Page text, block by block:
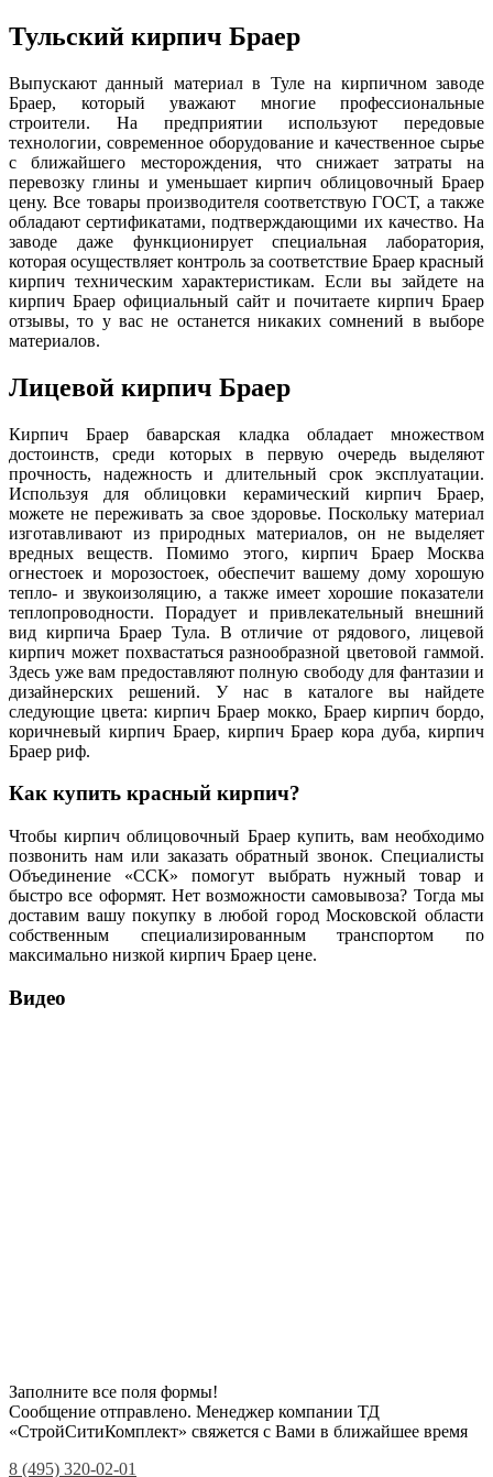
Тульский кирпич Браер
Выпускают данный материал в Туле на кирпичном заводе
Браер, который уважают многие профессиональные
строители. На предприятии используют передовые
технологии, современное оборудование и качественное сырье
с ближайшего месторождения, что снижает затраты на
перевозку глины и уменьшает кирпич облицовочный Браер
цену. Все товары производителя соответствую ГОСТ, а также
обладают сертификатами, подтверждающими их качество. На
заводе даже функционирует специальная лаборатория,
которая осуществляет контроль за соответствие Браер красный
кирпич техническим характеристикам. Если вы зайдете на
кирпич Браер официальный сайт и почитаете кирпич Браер
отзывы, то у вас не останется никаких сомнений в выборе
материалов.
Лицевой кирпич Браер
Кирпич Браер баварская кладка обладает множеством
достоинств, среди которых в первую очередь выделяют
прочность, надежность и длительный срок эксплуатации.
Используя для облицовки керамический кирпич Браер,
можете не переживать за свое здоровье. Поскольку материал
изготавливают из природных материалов, он не выделяет
вредных веществ. Помимо этого, кирпич Браер Москва
огнестоек и морозостоек, обеспечит вашему дому хорошую
тепло- и звукоизоляцию, а также имеет хорошие показатели
теплопроводности. Порадует и привлекательный внешний
вид кирпича Браер Тула. В отличие от рядового, лицевой
кирпич может похвастаться разнообразной цветовой гаммой.
Здесь уже вам предоставляют полную свободу для фантазии и
дизайнерских решений. У нас в каталоге вы найдете
следующие цвета: кирпич Браер мокко, Браер кирпич бордо,
коричневый кирпич Браер, кирпич Браер кора дуба, кирпич
Браер риф.
Как купить красный кирпич?
Чтобы кирпич облицовочный Браер купить, вам необходимо
позвонить нам или заказать обратный звонок. Специалисты
Объединение «ССК» помогут выбрать нужный товар и
быстро все оформят. Нет возможности самовывоза? Тогда мы
доставим вашу покупку в любой город Московской области
собственным специализированным транспортом по
максимально низкой кирпич Браер цене.
Видео
Заполните все поля формы!
Сообщение отправлено. Менеджер компании ТД
«СтройСитиКомплект» свяжется с Вами в ближайшее время
8 (495) 320-02-01